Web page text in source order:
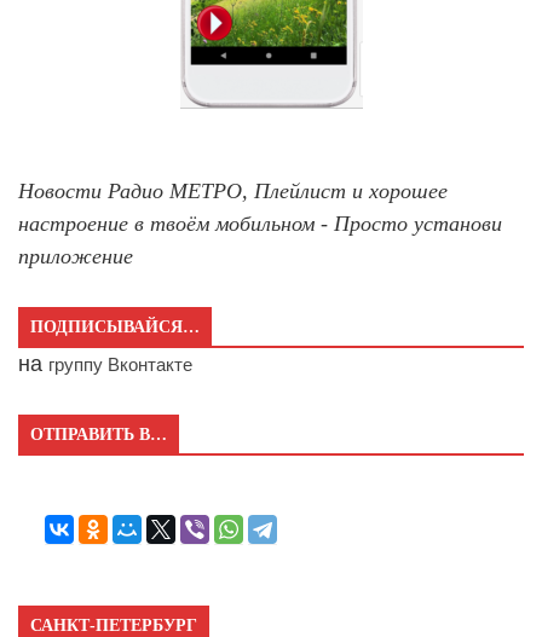
Новости Радио МЕТРО, Плейлист и хорошее
настроение в твоём мобильном - Просто установи
приложение
ПОДПИСЫВАЙСЯ…
на группу Вконтакте
ОТПРАВИТЬ В…
САНКТ-ПЕТЕРБУРГ